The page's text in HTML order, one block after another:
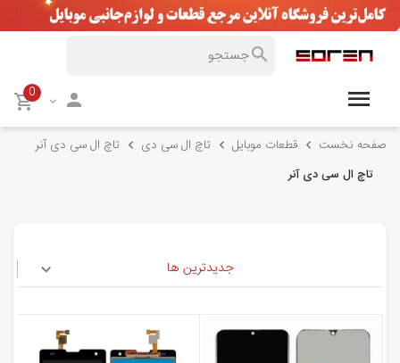
0
صفحه نخست قطعات موبایل تاچ ال سی دی تاچ ال سی دی آنر
تاچ ال سی دی آنر
جدیدترین ها